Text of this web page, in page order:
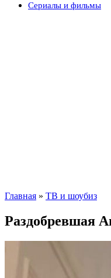
Сериалы и фильмы
Главная » ТВ и шоубиз
Раздобревшая